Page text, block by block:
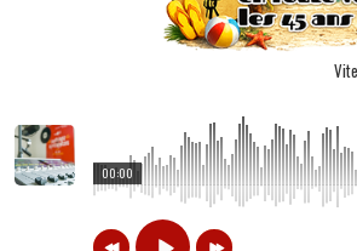
00:00